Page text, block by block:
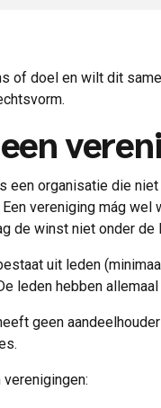
of doel en wilt dit
een organisatie die
vereniging mág
de winst niet onder de
uit leden
leden hebben
geen